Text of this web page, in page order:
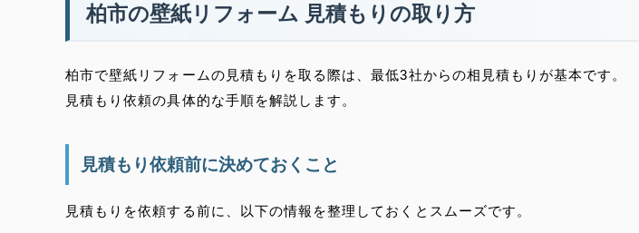
柏市の壁紙リフォーム 見積もりの取り方
柏市で壁紙リフォームの見積もりを取る際は、最低3社からの相見積もりが基本です。
見積もり依頼の具体的な手順を解説します。
見積もり依頼前に決めておくこと
見積もりを依頼する前に、以下の情報を整理しておくとスムーズです。